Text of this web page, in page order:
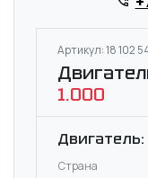
Артикул: 18 102
1.000
Двигатель:
Страна